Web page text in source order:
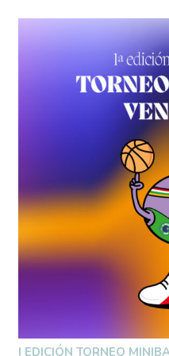
I EDICIÓN TORNEO